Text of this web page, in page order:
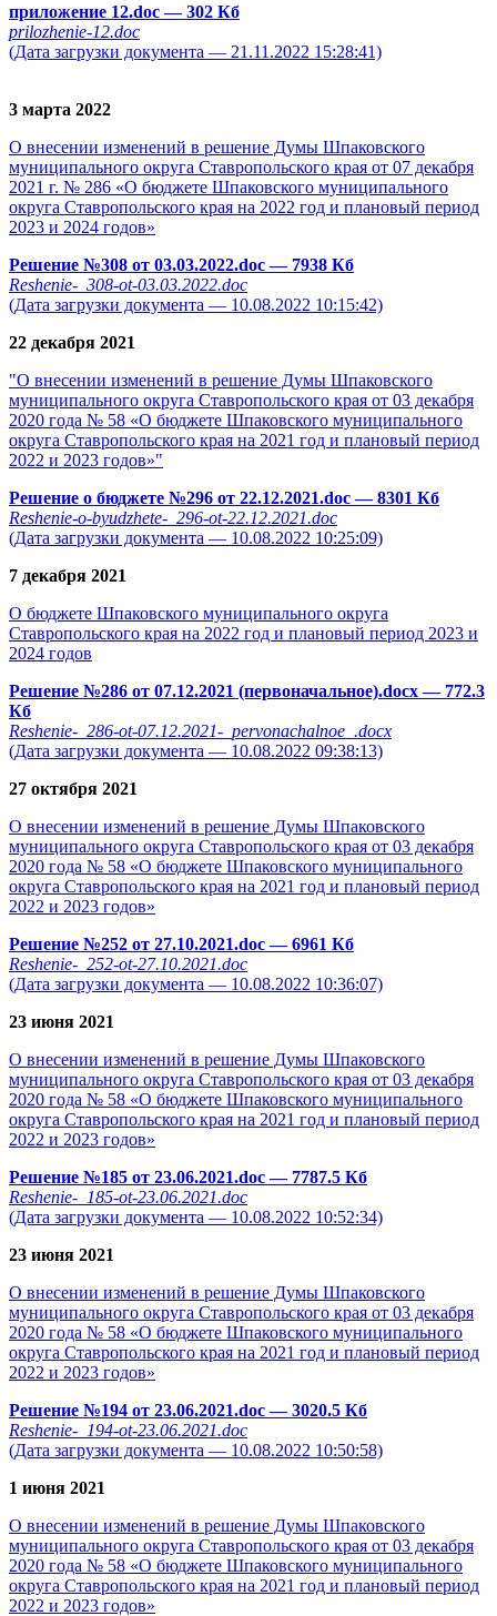
приложение 12.doc— 302 Кб
prilozhenie-12.doc
(Дата загрузки документа — 21.11.2022 15:28:41)
3 марта 2022
О внесении изменений в решение Думы Шпаковского
муниципального округа Ставропольского края от 07 декабря
2021 г. № 286 «О бюджете Шпаковского муниципального
округа Ставропольского края на 2022 год и плановый период
2023 и 2024 годов»
Решение №308 от 03.03.2022.doc— 7938 Кб
Reshenie-_308-ot-03.03.2022.doc
(Дата загрузки документа — 10.08.2022 10:15:42)
22 декабря 2021
"О внесении изменений в решение Думы Шпаковского
муниципального округа Ставропольского края от 03 декабря
2020 года № 58 «О бюджете Шпаковского муниципального
округа Ставропольского края на 2021 год и плановый период
2022 и 2023 годов»"
Решение о бюджете №296 от 22.12.2021.doc— 8301 Кб
Reshenie-o-byudzhete-_296-ot-22.12.2021.doc
(Дата загрузки документа — 10.08.2022 10:25:09)
7 декабря 2021
О бюджете Шпаковского муниципального округа
Ставропольского края на 2022 год и плановый период 2023 и
2024 годов
Решение №286 от 07.12.2021 (первоначальное).docx— 772.3
Кб
Reshenie-_286-ot-07.12.2021-_pervonachalnoe_.docx
(Дата загрузки документа — 10.08.2022 09:38:13)
27 октября 2021
О внесении изменений в решение Думы Шпаковского
муниципального округа Ставропольского края от 03 декабря
2020 года № 58 «О бюджете Шпаковского муниципального
округа Ставропольского края на 2021 год и плановый период
2022 и 2023 годов»
Решение №252 от 27.10.2021.doc— 6961 Кб
Reshenie-_252-ot-27.10.2021.doc
(Дата загрузки документа — 10.08.2022 10:36:07)
23 июня 2021
О внесении изменений в решение Думы Шпаковского
муниципального округа Ставропольского края от 03 декабря
2020 года № 58 «О бюджете Шпаковского муниципального
округа Ставропольского края на 2021 год и плановый период
2022 и 2023 годов»
Решение №185 от 23.06.2021.doc— 7787.5 Кб
Reshenie-_185-ot-23.06.2021.doc
(Дата загрузки документа — 10.08.2022 10:52:34)
23 июня 2021
О внесении изменений в решение Думы Шпаковского
муниципального округа Ставропольского края от 03 декабря
2020 года № 58 «О бюджете Шпаковского муниципального
округа Ставропольского края на 2021 год и плановый период
2022 и 2023 годов»
Решение №194 от 23.06.2021.doc— 3020.5 Кб
Reshenie-_194-ot-23.06.2021.doc
(Дата загрузки документа — 10.08.2022 10:50:58)
1 июня 2021
О внесении изменений в решение Думы Шпаковского
муниципального округа Ставропольского края от 03 декабря
2020 года № 58 «О бюджете Шпаковского муниципального
округа Ставропольского края на 2021 год и плановый период
2022 и 2023 годов»